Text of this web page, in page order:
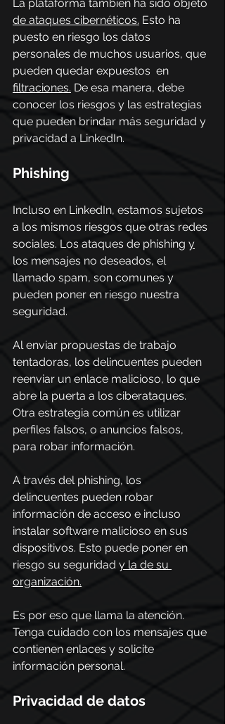
La plataforma también ha sido objeto
de ataques cibernéticos. Esto ha
puesto en riesgo los datos
personales de muchos usuarios, que
pueden quedar expuestos  en
filtraciones. De esa manera, debe
conocer los riesgos y las estrategias
que pueden brindar más seguridad y
privacidad a LinkedIn.
Phishing
Incluso en LinkedIn, estamos sujetos
a los mismos riesgos que otras redes
sociales. Los ataques de phishing y
los mensajes no deseados, el
llamado spam, son comunes y
pueden poner en riesgo nuestra
seguridad.
Al enviar propuestas de trabajo
tentadoras, los delincuentes pueden
reenviar un enlace malicioso, lo que
abre la puerta a los ciberataques.
Otra estrategia común es utilizar
perfiles falsos, o anuncios falsos,
para robar información.
A través del phishing, los
delincuentes pueden robar
información de acceso e incluso
instalar software malicioso en sus
dispositivos. Esto puede poner en
riesgo su seguridad y la de su
organización.
Es por eso que llama la atención.
Tenga cuidado con los mensajes que
contienen enlaces y solicite
información personal.
Privacidad de datos